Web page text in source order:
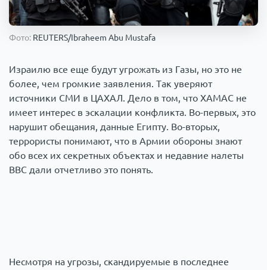
Происшествия
Армия
1000 мелочей
Фото: REUTERS/Ibraheem Abu Mustafa
Израилю все еще будут угрожать из Газы, но это не
более, чем громкие заявления. Так уверяют
источники СМИ в ЦАХАЛ. Дело в том, что ХАМАС не
имеет интерес в эскалации конфликта. Во-первых, это
нарушит обещания, данные Египту. Во-вторых,
террористы понимают, что в Армии обороны знают
обо всех их секретных объектах и недавние налеты
ВВС дали отчетливо это понять.
Несмотря на угрозы, скандируемые в последнее